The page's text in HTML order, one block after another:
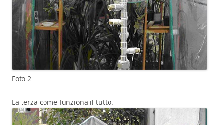
Foto 2
La terza come funziona il tutto.